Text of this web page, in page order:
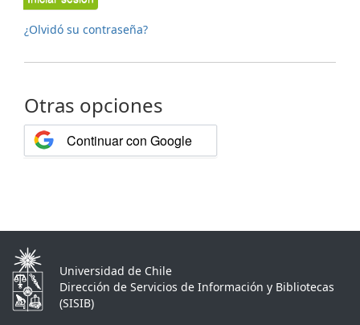
¿Olvidó su contraseña?
Otras opciones
Continuar con Google
Universidad de Chile
Dirección de Servicios de Información y Bibliotecas
(SISIB)